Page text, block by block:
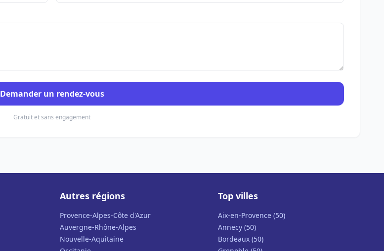
Demander un rendez-vous
Gratuit et sans engagement
Autres régions
Provence-Alpes-Côte d'Azur
Auvergne-Rhône-Alpes
Nouvelle-Aquitaine
Top villes
Aix-en-Provence (50)
Annecy (50)
Bordeaux (50)